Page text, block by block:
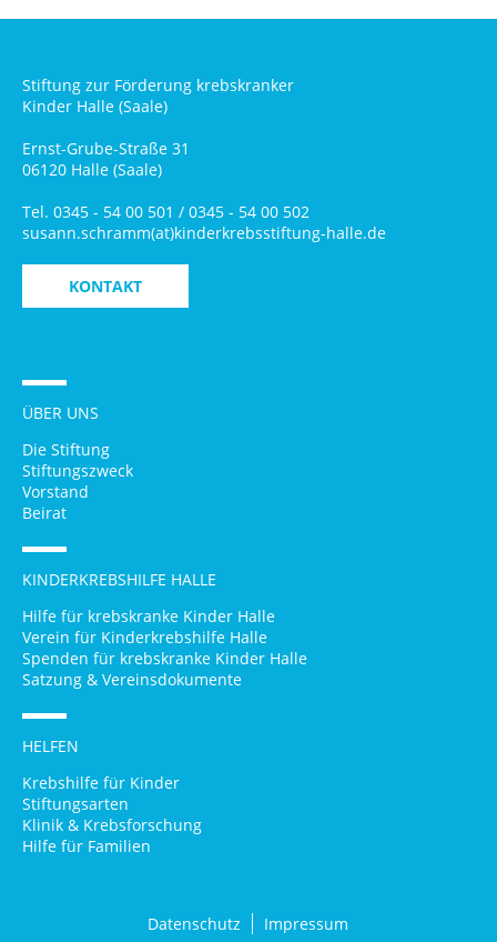
Stiftung zur Förderung krebskranker
Kinder Halle (Saale)
Ernst-Grube-Straße 31
06120 Halle (Saale)
Tel. 0345 - 54 00 501 / 0345 - 54 00 502
susann.schramm(at)kinderkrebsstiftung-halle.de
KONTAKT
ÜBER UNS
Die Stiftung
Stiftungszweck
Vorstand
Beirat
KINDERKREBSHILFE HALLE
Hilfe für krebskranke Kinder Halle
Verein für Kinderkrebshilfe Halle
Spenden für krebskranke Kinder Halle
Satzung & Vereinsdokumente
HELFEN
Krebshilfe für Kinder
Stiftungsarten
Klinik & Krebsforschung
Hilfe für Familien
Datenschutz Impressum